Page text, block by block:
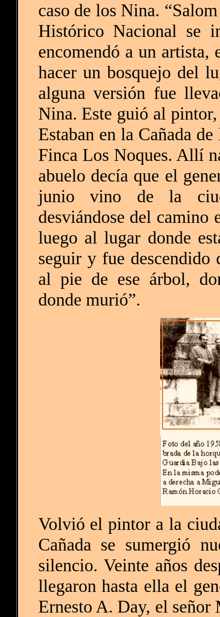
caso de los Nina.
Histórico Nacional se
encomendó a un artista,
hacer un bosquejo del
alguna versión fue
Nina. Este guió al
Estaban en la Cañada
Finca Los Noques. Allí
abuelo decía que el
junio vino de la
desviándose del camino
luego al lugar donde
seguir y fue descendido
al pie de ese árbol,
donde murió”.
Volvió el pintor a la
Cañada se sumergió
silencio. Veinte años
llegaron hasta ella el
Ernesto A. Day, el